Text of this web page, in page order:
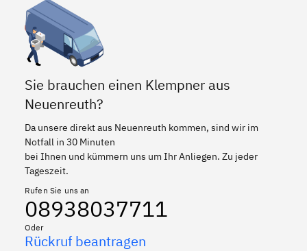
Sie brauchen einen Klempner aus
Neuenreuth?
Da unsere direkt aus Neuenreuth kommen, sind wir im
Notfall in 30 Minuten
bei Ihnen und kümmern uns um Ihr Anliegen. Zu jeder
Tageszeit.
Rufen Sie uns an
08938037711
Oder
Rückruf beantragen